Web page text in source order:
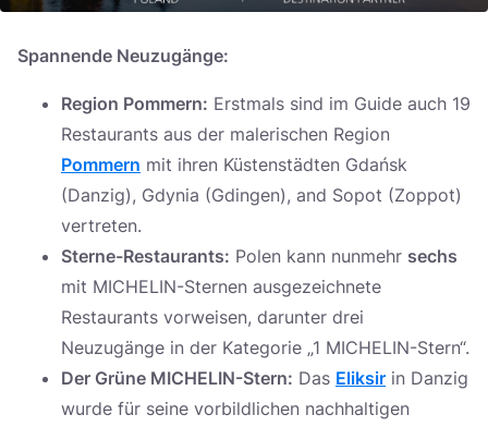
Spannende Neuzugänge:
Region Pommern: Erstmals sind im Guide auch 19
Restaurants aus der malerischen Region
Pommern mit ihren Küstenstädten Gdańsk
(Danzig), Gdynia (Gdingen), and Sopot (Zoppot)
vertreten.
Sterne-Restaurants: Polen kann nunmehr sechs
mit MICHELIN-Sternen ausgezeichnete
Restaurants vorweisen, darunter drei
Neuzugänge in der Kategorie „1 MICHELIN-Stern“.
Der Grüne MICHELIN-Stern: Das Eliksir in Danzig
wurde für seine vorbildlichen nachhaltigen